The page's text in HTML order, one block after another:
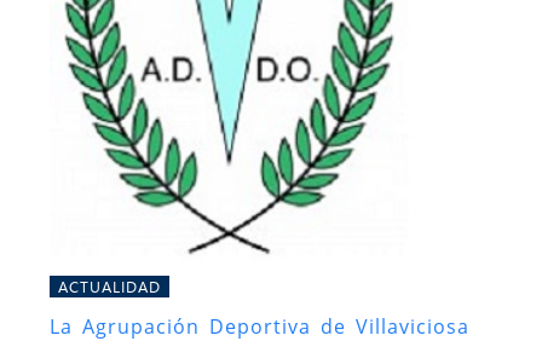
ACTUALIDAD
La Agrupación Deportiva de Villaviciosa